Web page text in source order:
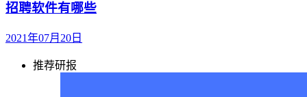
招聘软件有哪些
2021年07月20日
推荐研报